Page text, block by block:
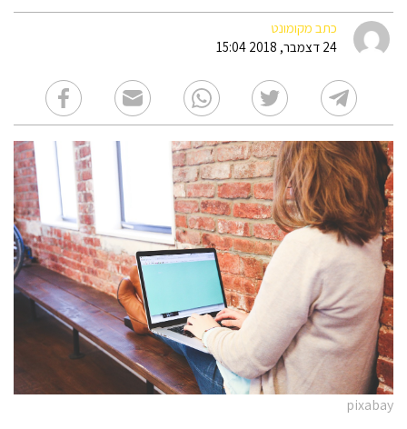
כתב מקומונט
24 דצמבר, 2018 15:04
pixabay